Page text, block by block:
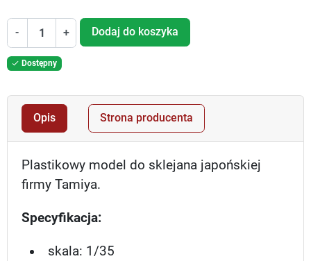
- + Dodaj do koszyka
 Dostępny
Opis Strona producenta
Plastikowy model do sklejana japońskiej
firmy Tamiya.
Specyfikacja:
skala: 1/35